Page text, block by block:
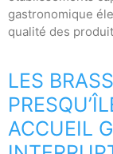
gastronomique
qualité des
LES
ACCUEIL